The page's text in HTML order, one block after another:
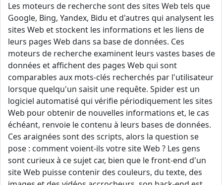
Les moteurs de recherche sont des sites Web tels que
Google, Bing, Yandex, Bidu et d'autres qui analysent les
sites Web et stockent les informations et les liens de
leurs pages Web dans sa base de données. Ces
moteurs de recherche examinent leurs vastes bases de
données et affichent des pages Web qui sont
comparables aux mots-clés recherchés par l'utilisateur
lorsque quelqu'un saisit une requête. Spider est un
logiciel automatisé qui vérifie périodiquement les sites
Web pour obtenir de nouvelles informations et, le cas
échéant, renvoie le contenu à leurs bases de données.
Ces araignées sont des scripts, alors la question se
pose : comment voient-ils votre site Web ? Les gens
sont curieux à ce sujet car, bien que le front-end d'un
site Web puisse contenir des couleurs, du texte, des